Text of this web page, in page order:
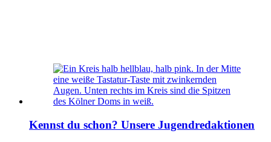
Kennst du schon? Unsere Jugendredaktionen